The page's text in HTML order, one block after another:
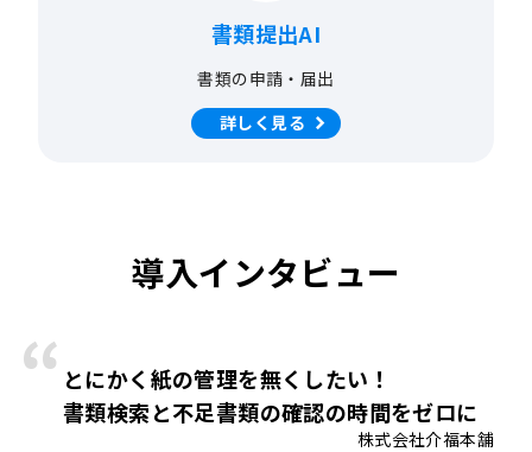
書類提出AI
書類の申請・届出
詳しく見る
導入インタビュー
とにかく紙の管理を無くしたい！
書類検索と不足書類の確認の時間をゼロに
株式会社介福本舗